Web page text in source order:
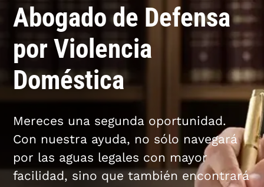
Abogado de Defensa
por Violencia
Doméstica
Mereces una segunda oportunidad.
Con nuestra ayuda, no sólo navegará
por las aguas legales con mayor
facilidad, sino que también encontrará